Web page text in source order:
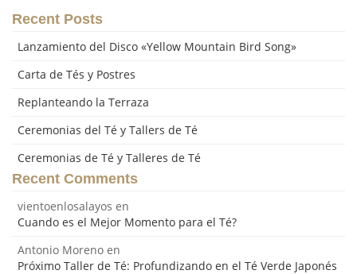
Recent Posts
Lanzamiento del Disco «Yellow Mountain Bird Song»
Carta de Tés y Postres
Replanteando la Terraza
Ceremonias del Té y Tallers de Té
Ceremonias de Té y Talleres de Té
Recent Comments
vientoenlosalayos en
Cuando es el Mejor Momento para el Té?
Antonio Moreno en
Próximo Taller de Té: Profundizando en el Té Verde Japonés